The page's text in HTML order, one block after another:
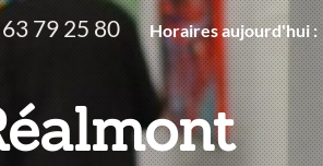
79 25 80 Horaires aujourd'hui :